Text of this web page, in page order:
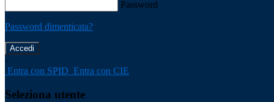
Password
Password dimenticata?
-
Entra con SPID Entra con CIE
Seleziona utente